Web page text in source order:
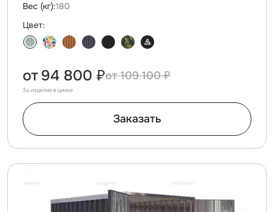
Вес (кг):180
Цвет:
109 100 ₽
от 94 800 ₽
За изделие в цинке
Заказать